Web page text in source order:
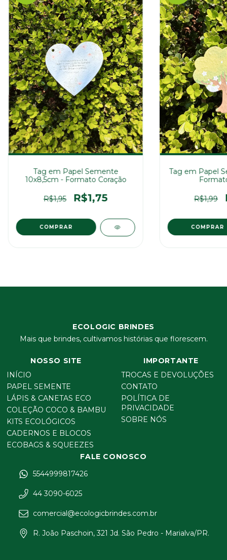
Tag em Papel Semente
10x8,5cm - Formato Coração
R$1,95 R$1,75
COMPRAR
Tag em Papel
R$1,99
COMPRAR
ECOLOGIC BRINDES
Mais que brindes, cultivamos histórias que florescem.
NOSSO SITE
INÍCIO
PAPEL SEMENTE
LÁPIS & CANETAS ECO
COLEÇÃO COCO & BAMBU
KITS ECOLÓGICOS
CADERNOS E BLOCOS
ECOBAGS & SQUEEZES
IMPORTANTE
TROCAS E DEVOLUÇÕES
CONTATO
POLÍTICA DE
PRIVACIDADE
SOBRE NÓS
FALE CONOSCO
5544999817426
44 3090-6025
comercial@ecologicbrindes.com.br
R. João Paschoin, 321 Jd. São Pedro - Marialva/PR.